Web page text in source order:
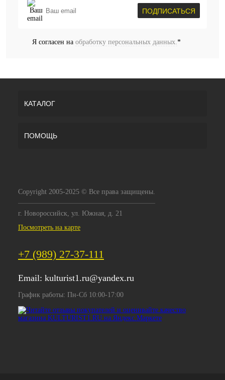
ПОДПИСАТЬСЯ
Я согласен на обработку персональных данных. *
КАТАЛОГ
ПОМОЩЬ
Copyright 2005-2025 © Все права защищены.
г. Новороссийск, ул. Южная, д. 21
Посмотреть на карте
+7 (989) 27-37-111
Email: kulturist1.ru@yandex.ru
График работы: Пн-Сб 10:00-17:00